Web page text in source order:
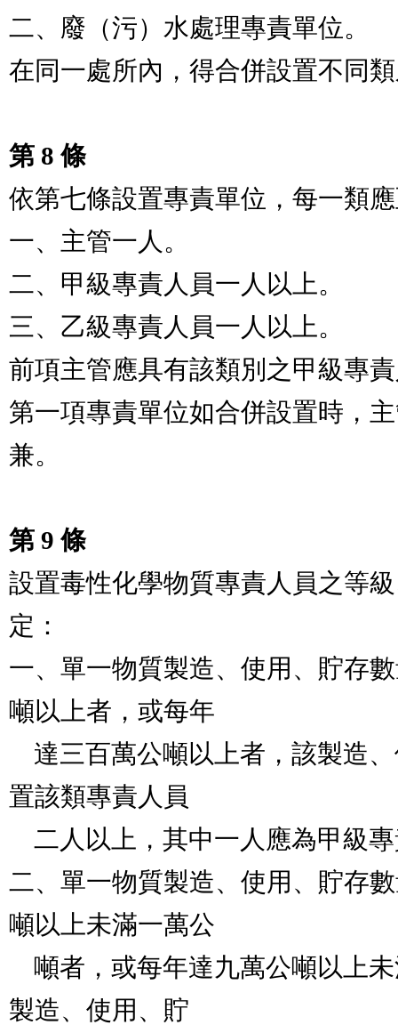
二、廢（污）水處理專責單位。
在同一處所內，得合併設置不同
第 8 條
依第七條設置專責單位，每一類
一、主管一人。
二、甲級專責人員一人以上。
三、乙級專責人員一人以上。
前項主管應具有該類別之甲級專
第一項專責單位如合併設置時，
兼。
第 9 條
設置毒性化學物質專責人員之等
定：
一、單一物質製造、使用、貯存
噸以上者，或每年
置該類專責人員
二、單一物質製造、使用、貯存
噸以上未滿一萬公
製造、使用、貯